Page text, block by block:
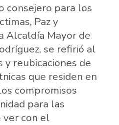
consejero para los
Paz y
Alcaldía Mayor de
se refirió al
reubicaciones de
que residen en
compromisos
para las
ver con el